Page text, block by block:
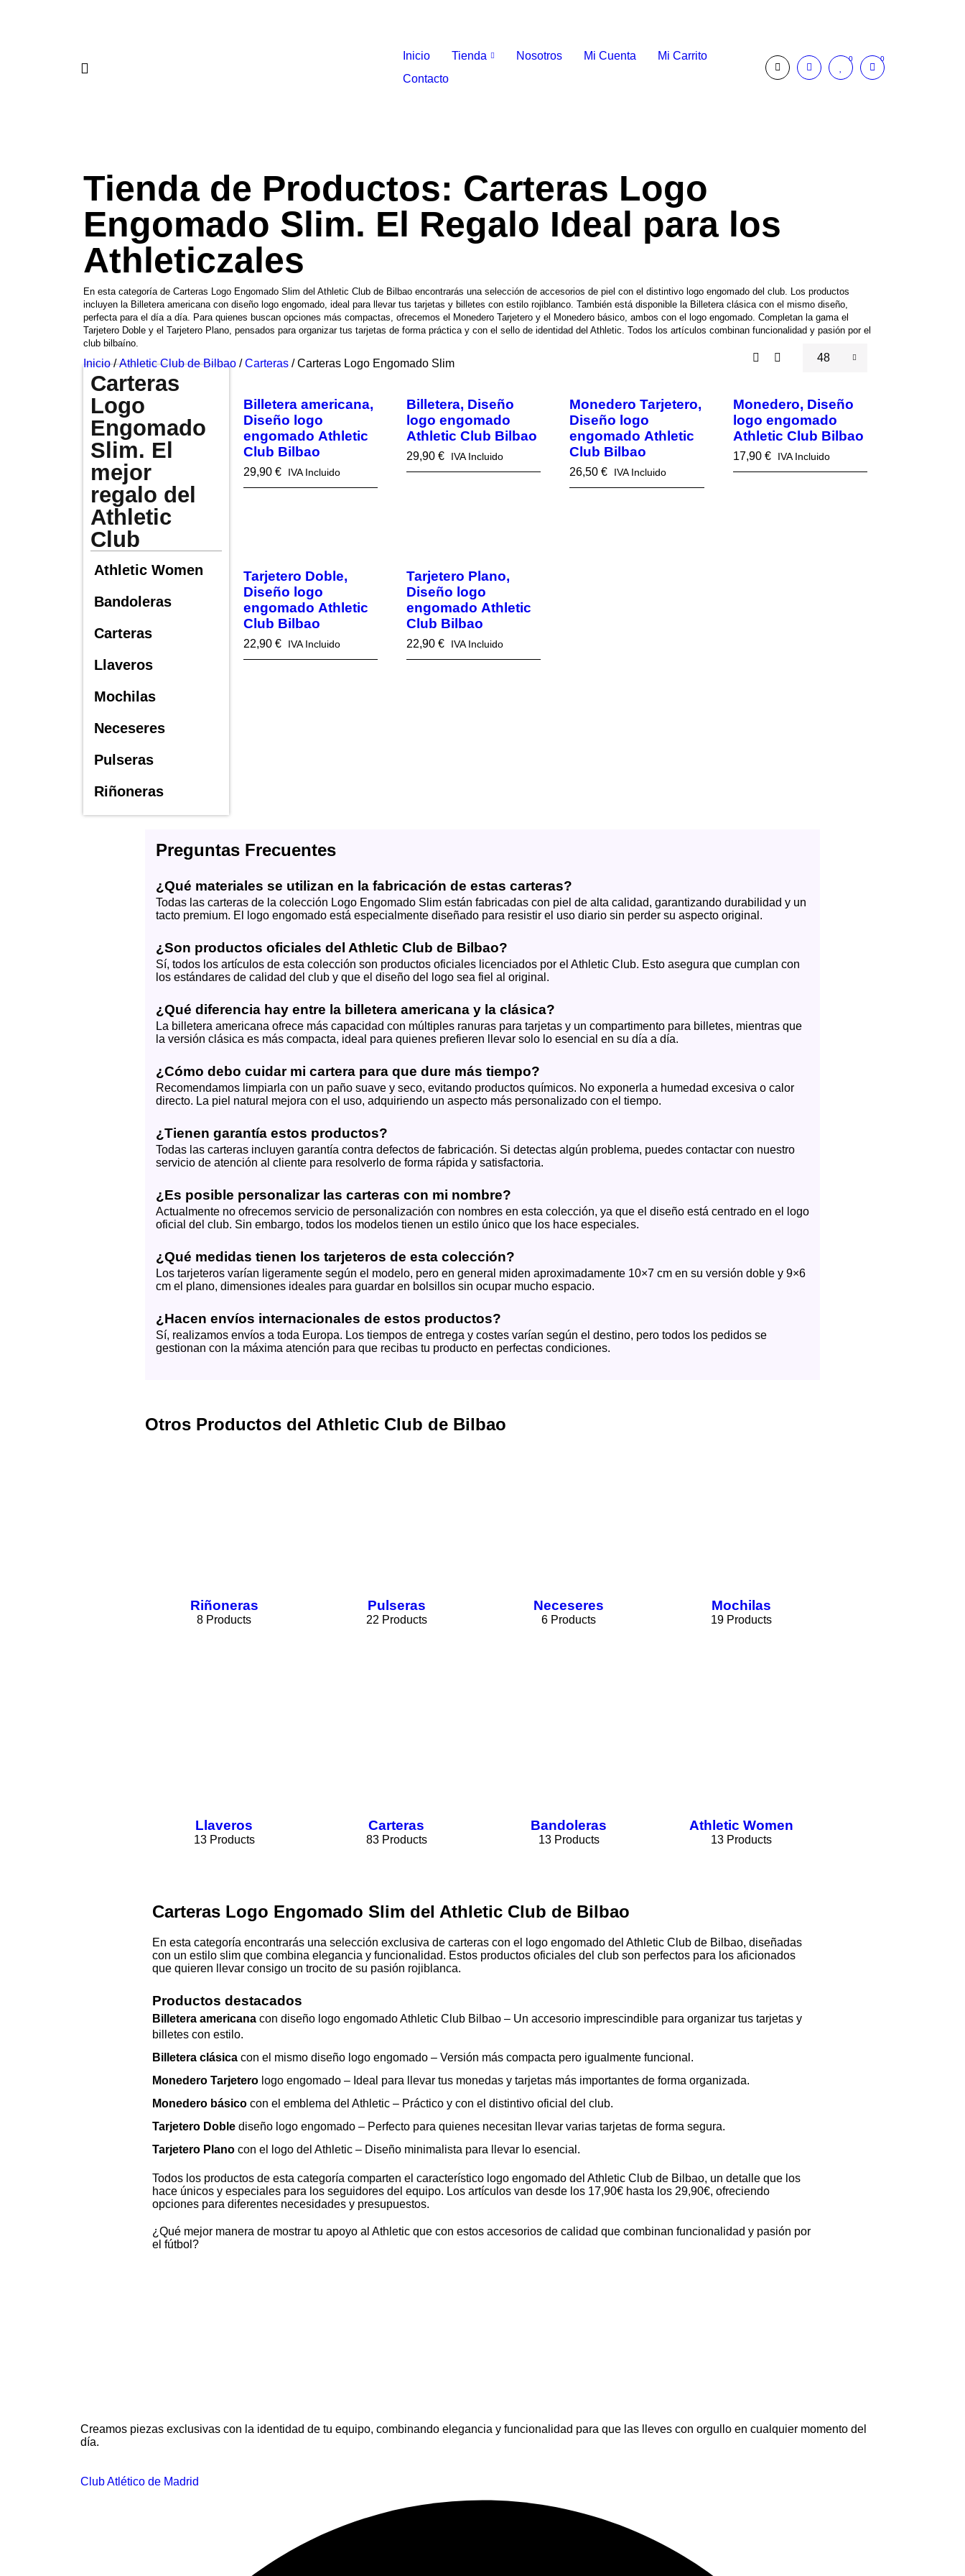
Inicio Tienda Nosotros Mi Cuenta
Mi Carrito
Contacto
0 0
Tienda de Productos: Carteras Logo
Engomado Slim. El Regalo Ideal para los
Athleticzales
En esta categoría de Carteras Logo Engomado Slim del Athletic Club de Bilbao encontrarás una selección de accesorios de piel con el distintivo logo engomado del club. Los productos
incluyen la Billetera americana con diseño logo engomado, ideal para llevar tus tarjetas y billetes con estilo rojiblanco. También está disponible la Billetera clásica con el mismo diseño,
perfecta para el día a día. Para quienes buscan opciones más compactas, ofrecemos el Monedero Tarjetero y el Monedero básico, ambos con el logo engomado. Completan la gama el
Tarjetero Doble y el Tarjetero Plano, pensados para organizar tus tarjetas de forma práctica y con el sello de identidad del Athletic. Todos los artículos combinan funcionalidad y pasión por el
club bilbaíno.
Inicio/Athletic Club de Bilbao/Carteras/ Carteras Logo Engomado Slim
Carteras
Logo
Engomado
Slim. El
mejor
regalo del
Athletic
Club
Athletic Women
Bandoleras
Carteras
Llaveros
Mochilas
Neceseres
Pulseras
Riñoneras
48
Billetera americana,
Diseño logo
engomado Athletic
Club Bilbao
29,90 € IVA Incluido
Billetera, Diseño
logo engomado
Athletic Club Bilbao
29,90 € IVA Incluido
Monedero Tarjetero,
Diseño logo
engomado Athletic
Club Bilbao
26,50€ IVA Incluido
Monedero, Diseño
logo engomado
Athletic Club Bilbao
17,90 € IVA Incluido
Tarjetero Doble,
Diseño logo
engomado Athletic
Club Bilbao
22,90 € IVA Incluido
Tarjetero Plano,
Diseño logo
engomado Athletic
Club Bilbao
22,90 € IVA Incluido
Preguntas Frecuentes
¿Qué materiales se utilizan en la fabricación de estas carteras?
Todas las carteras de la colección Logo Engomado Slim están fabricadas con piel de alta calidad, garantizando durabilidad y un
tacto premium. El logo engomado está especialmente diseñado para resistir el uso diario sin perder su aspecto original.
¿Son productos oficiales del Athletic Club de Bilbao?
Sí, todos los artículos de esta colección son productos oficiales licenciados por el Athletic Club. Esto asegura que cumplan con
los estándares de calidad del club y que el diseño del logo sea fiel al original.
¿Qué diferencia hay entre la billetera americana y la clásica?
La billetera americana ofrece más capacidad con múltiples ranuras para tarjetas y un compartimento para billetes, mientras que
la versión clásica es más compacta, ideal para quienes prefieren llevar solo lo esencial en su día a día.
¿Cómo debo cuidar mi cartera para que dure más tiempo?
Recomendamos limpiarla con un paño suave y seco, evitando productos químicos. No exponerla a humedad excesiva o calor
directo. La piel natural mejora con el uso, adquiriendo un aspecto más personalizado con el tiempo.
¿Tienen garantía estos productos?
Todas las carteras incluyen garantía contra defectos de fabricación. Si detectas algún problema, puedes contactar con nuestro
servicio de atención al cliente para resolverlo de forma rápida y satisfactoria.
¿Es posible personalizar las carteras con mi nombre?
Actualmente no ofrecemos servicio de personalización con nombres en esta colección, ya que el diseño está centrado en el logo
oficial del club. Sin embargo, todos los modelos tienen un estilo único que los hace especiales.
¿Qué medidas tienen los tarjeteros de esta colección?
Los tarjeteros varían ligeramente según el modelo, pero en general miden aproximadamente 10×7 cm en su versión doble y 9×6
cm el plano, dimensiones ideales para guardar en bolsillos sin ocupar mucho espacio.
¿Hacen envíos internacionales de estos productos?
Sí, realizamos envíos a toda Europa. Los tiempos de entrega y costes varían según el destino, pero todos los pedidos se
gestionan con la máxima atención para que recibas tu producto en perfectas condiciones.
Otros Productos del Athletic Club de Bilbao
Riñoneras
8 Products
Pulseras
22 Products
Neceseres
6 Products
Mochilas
19 Products
Llaveros
13 Products
Carteras
83 Products
Bandoleras
13 Products
Athletic Women
13 Products
Carteras Logo Engomado Slim del Athletic Club de Bilbao
En esta categoría encontrarás una selección exclusiva de carteras con el logo engomado del Athletic Club de Bilbao, diseñadas
con un estilo slim que combina elegancia y funcionalidad. Estos productos oficiales del club son perfectos para los aficionados
que quieren llevar consigo un trocito de su pasión rojiblanca.
Productos destacados
Billetera americana con diseño logo engomado Athletic Club Bilbao – Un accesorio imprescindible para organizar tus tarjetas y
billetes con estilo.
Billetera clásica con el mismo diseño logo engomado – Versión más compacta pero igualmente funcional.
Monedero Tarjetero logo engomado – Ideal para llevar tus monedas y tarjetas más importantes de forma organizada.
Monedero básico con el emblema del Athletic – Práctico y con el distintivo oficial del club.
Tarjetero Doble diseño logo engomado – Perfecto para quienes necesitan llevar varias tarjetas de forma segura.
Tarjetero Plano con el logo del Athletic – Diseño minimalista para llevar lo esencial.
Todos los productos de esta categoría comparten el característico logo engomado del Athletic Club de Bilbao, un detalle que los
hace únicos y especiales para los seguidores del equipo. Los artículos van desde los 17,90€ hasta los 29,90€, ofreciendo
opciones para diferentes necesidades y presupuestos.
¿Qué mejor manera de mostrar tu apoyo al Athletic que con estos accesorios de calidad que combinan funcionalidad y pasión por
el fútbol?
Creamos piezas exclusivas con la identidad de tu equipo, combinando elegancia y funcionalidad para que las lleves con orgullo en cualquier momento del
día.
Club Atlético de Madrid